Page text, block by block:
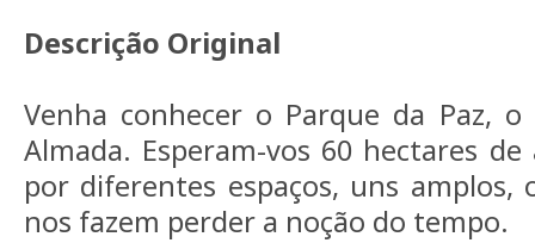
Descrição Original
Venha conhecer o Parque da Paz,
Almada. Esperam-vos 60 hectares
por diferentes espaços, uns
nos fazem perder a noção do tempo.